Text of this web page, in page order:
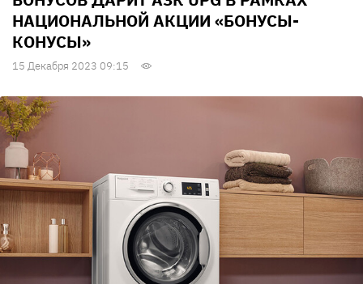
НАЦИОНАЛЬНОЙ АКЦИИ «БОНУСЫ-
КОНУСЫ»
15 Декабря 2023 09:15